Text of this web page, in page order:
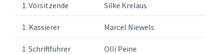
1. Vorsitzende Silke Krelaus
1. Kassierer Marcel Niewels
1. Schriftführer Olli Peine